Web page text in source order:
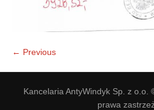
← Previous
Kancelaria AntyWindyk Sp. z o.o.
prawa